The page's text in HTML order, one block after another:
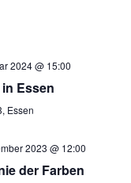
2024 @ 15:00
Essen
Essen
2023 @ 12:00
der Farben